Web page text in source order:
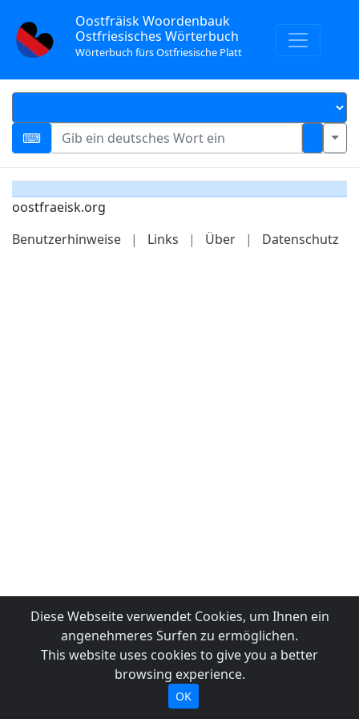
Oostfräisk Woordenbauk
Ostfriesisches Wörterbuch
Wörterbuch fürs Ostfriesische Platt
oostfraeisk.org
Benutzerhinweise
| Links | Über | Datenschutz
Diese Webseite verwendet Cookies, um Ihnen ein
angenehmeres Surfen zu ermöglichen.
This website uses cookies to give you a better
browsing experience.
OK